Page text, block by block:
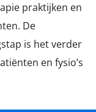
praktijken en
De
is het verder
en fysio’s